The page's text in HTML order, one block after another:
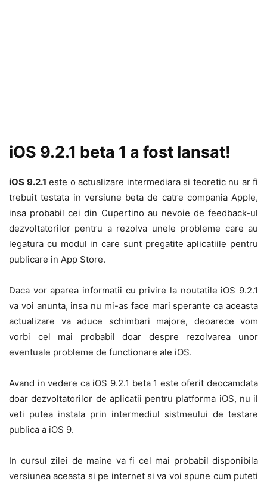
iOS 9.2.1 beta 1 a fost lansat!
iOS 9.2.1 este o actualizare intermediara si teoretic nu ar fi
trebuit testata in versiune beta de catre compania Apple,
insa probabil cei din Cupertino au nevoie de feedback-ul
dezvoltatorilor pentru a rezolva unele probleme care au
legatura cu modul in care sunt pregatite aplicatiile pentru
publicare in App Store.
Daca vor aparea informatii cu privire la noutatile iOS 9.2.1
va voi anunta, insa nu mi-as face mari sperante ca aceasta
actualizare va aduce schimbari majore, deoarece vom
vorbi cel mai probabil doar despre rezolvarea unor
eventuale probleme de functionare ale iOS.
Avand in vedere ca iOS 9.2.1 beta 1 este oferit deocamdata
doar dezvoltatorilor de aplicatii pentru platforma iOS, nu il
veti putea instala prin intermediul sistmeului de testare
publica a iOS 9.
In cursul zilei de maine va fi cel mai probabil disponibila
versiunea aceasta si pe internet si va voi spune cum puteti